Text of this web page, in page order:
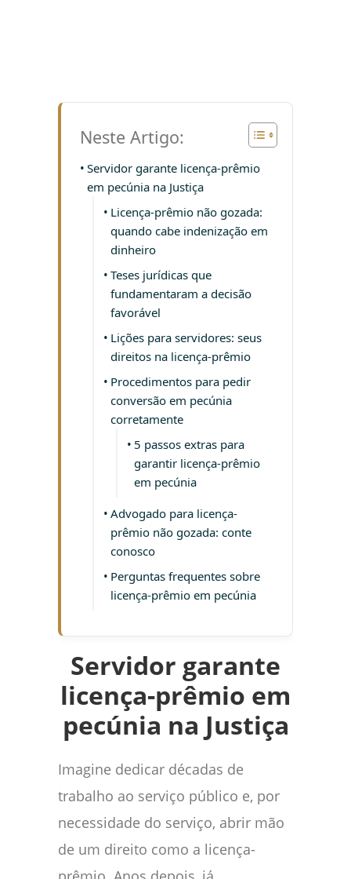
Neste Artigo:
Servidor garante licença-prêmio
em pecúnia na Justiça
Licença-prêmio não gozada:
quando cabe indenização em
dinheiro
Teses jurídicas que
fundamentaram a decisão
favorável
Lições para servidores: seus
direitos na licença-prêmio
Procedimentos para pedir
conversão em pecúnia
corretamente
5 passos extras para
garantir licença-prêmio
em pecúnia
Advogado para licença-
prêmio não gozada: conte
conosco
Perguntas frequentes sobre
licença-prêmio em pecúnia
Servidor garante
licença-prêmio em
pecúnia na Justiça
Imagine dedicar décadas de
trabalho ao serviço público e, por
necessidade do serviço, abrir mão
de um direito como a licença-